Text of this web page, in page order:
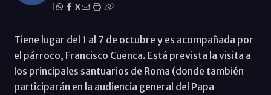
X
Tiene lugar del 1 al 7 de octubre y es acompañada por
el párroco, Francisco Cuenca. Está prevista la visita a
los principales santuarios de Roma (donde también
participarán en la audiencia general del Papa